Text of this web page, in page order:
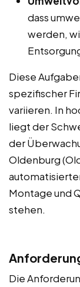
dass
werden,
Diese
spezifischer
variieren. In
liegt der
der
Oldenburg
Montage und
stehen.
Die